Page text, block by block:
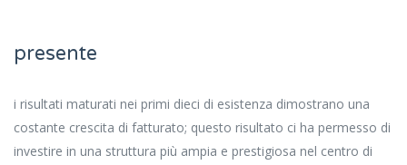
presente
i risultati maturati nei primi dieci di esistenza dimostrano una
costante crescita di fatturato; questo risultato ci ha permesso di
investire in una struttura più ampia e prestigiosa nel centro di